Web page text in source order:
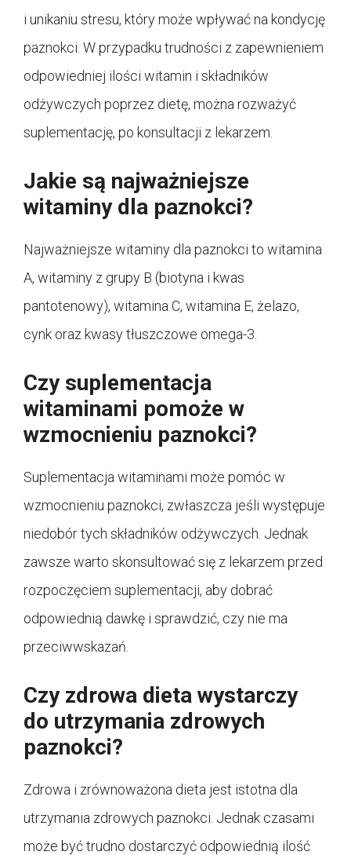
i unikaniu stresu, który może wpływać na kondycję
paznokci. W przypadku trudności z zapewnieniem
odpowiedniej ilości witamin i składników
odżywczych poprzez dietę, można rozważyć
suplementację, po konsultacji z lekarzem.
Jakie są najważniejsze
witaminy dla paznokci?
Najważniejsze witaminy dla paznokci to witamina
A, witaminy z grupy B (biotyna i kwas
pantotenowy), witamina C, witamina E, żelazo,
cynk oraz kwasy tłuszczowe omega-3.
Czy suplementacja
witaminami pomoże w
wzmocnieniu paznokci?
Suplementacja witaminami może pomóc w
wzmocnieniu paznokci, zwłaszcza jeśli występuje
niedobór tych składników odżywczych. Jednak
zawsze warto skonsultować się z lekarzem przed
rozpoczęciem suplementacji, aby dobrać
odpowiednią dawkę i sprawdzić, czy nie ma
przeciwwskazań.
Czy zdrowa dieta wystarczy
do utrzymania zdrowych
paznokci?
Zdrowa i zrównoważona dieta jest istotna dla
utrzymania zdrowych paznokci. Jednak czasami
może być trudno dostarczyć odpowiednią ilość